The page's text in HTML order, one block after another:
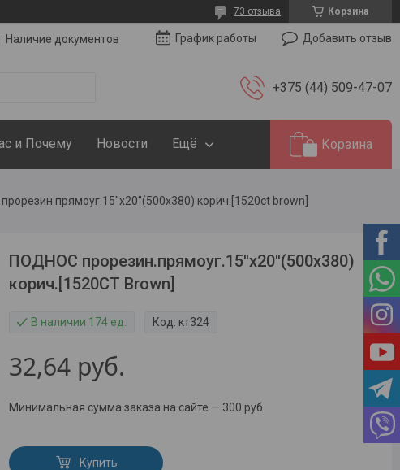
Корзина
73 отзыва
Наличие документов График работы Добавить отзыв
+375 (44) 509-47-07
и Почему Новости Ещё Корзина
корич.[1520ct brown]
ПОДНОС прорезин.прямоуг.15''х20''(500х380)
корич.[1520CT Brown]
В наличии 174 ед. Код: кт324
32,64 руб.
Минимальная сумма заказа на сайте — 300 руб
Купить